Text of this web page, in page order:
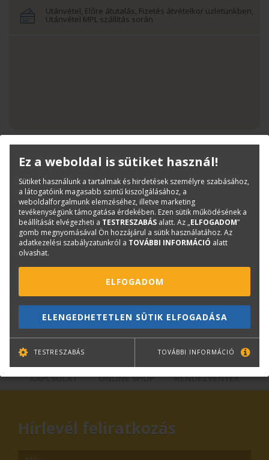
Utánvétel, Előre átutalás, Fizetés átvételkor üzletünkben,
Utánvétel MPL szállítás során
Termékinfó
Kategóriák
Tintapatronok
Canon tintapatronok
Cikkszám:
CF6683B001AA
Márka:
CANON
Kérdése van?
Plotter értékesítés
Központi elérhetőségek
lfp@terc.hu
KAPCSOLAT ONLINE SHOP RENDEZVÉNYEK
Hírlevél feliratkozás
Ez a weboldal is sütiket használ!
Sütiket használunk a tartalmak és hirdetések személyre szabásához,
a látogatóink magasabb szintű kiszolgálásához, a
weboldalforgalmunk elemzéséhez, illetve marketing
tevékenységünk támogatása érdekében. Ezen sütik működésének a
beállítását elvégezheti a TESTRESZABÁS alatt. Az „ELFOGADOM”
gomb megnyomásával Ön hozzájárul a sütik használatához. Az
adatkezelési szabályzatunkról a TOVÁBBI INFORMÁCIÓ alatt
olvashat.
ELFOGADOM
ELENGEDHETETLEN SÜTIK ELFOGADÁSA
TESTRESZABÁS TOVÁBBI INFORMÁCIÓ